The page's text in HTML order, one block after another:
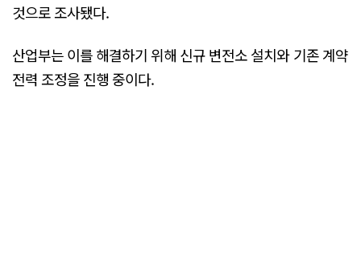
것으로 조사됐다.
산업부는 이를 해결하기 위해 신규 변전소 설치와 기존 계약
전력 조정을 진행 중이다.